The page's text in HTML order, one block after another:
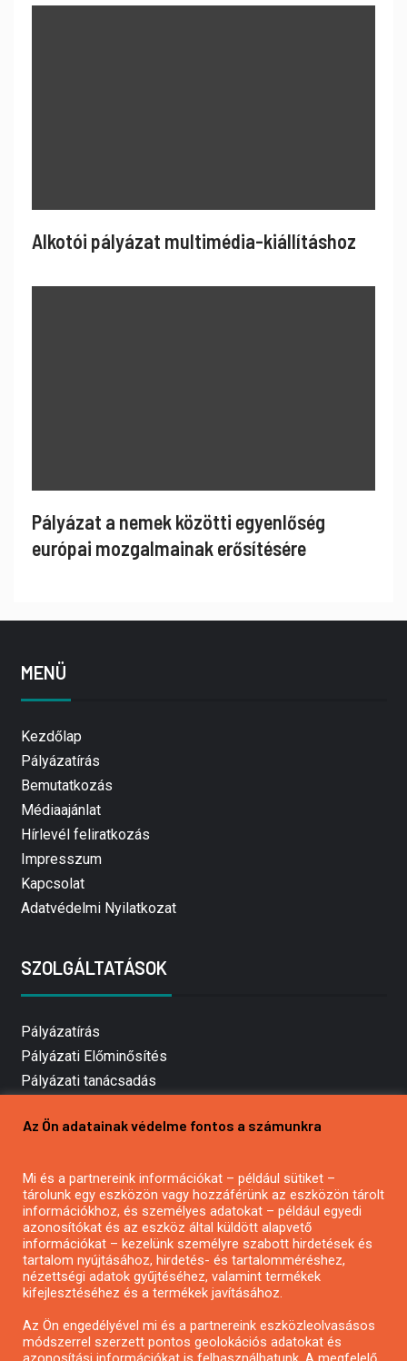
Alkotói pályázat multimédia-kiállításhoz
Pályázat a nemek közötti egyenlőség
európai mozgalmainak erősítésére
MENÜ
Kezdőlap
Pályázatírás
Bemutatkozás
Médiaajánlat
Hírlevél feliratkozás
Impresszum
Kapcsolat
Adatvédelmi Nyilatkozat
SZOLGÁLTATÁSOK
Pályázatírás
Pályázati Előminősítés
Pályázati tanácsadás
Mezőgazdasági pályázatírás
Pályázatírás civil szervezeteknek
Pályázatírás önkormányzatoknak
Pályázatfigyelés
Specifikus pályázatfigyelés vagy hírlevél
Az Ön adatainak védelme fontos a számunkra
Mi és a partnereink információkat – például sütiket –
tárolunk egy eszközön vagy hozzáférünk az eszközön tárolt
információkhoz, és személyes adatokat – például egyedi
azonosítókat és az eszköz által küldött alapvető
információkat – kezelünk személyre szabott hirdetések és
tartalom nyújtásához, hirdetés- és tartalomméréshez,
nézettségi adatok gyűjtéséhez, valamint termékek
kifejlesztéséhez és a termékek javításához.
Az Ön engedélyével mi és a partnereink eszközleolvasásos
módszerrel szerzett pontos geolokációs adatokat és